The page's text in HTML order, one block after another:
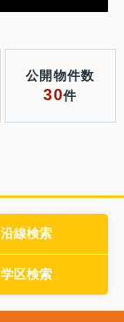
公開物件数
30件
沿線検索
学区検索